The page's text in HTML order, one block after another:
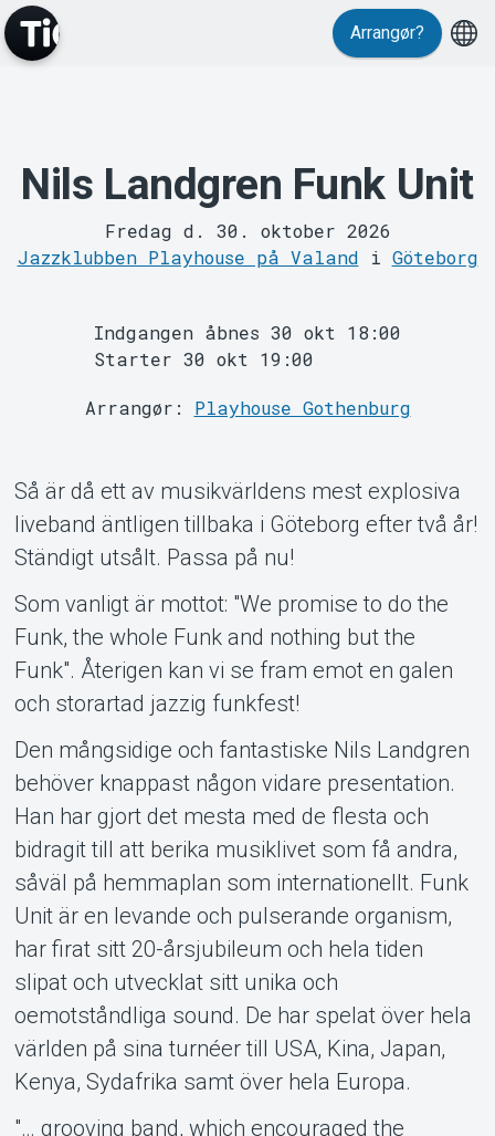
MyTickster
Support
Om Tickster
Arrangør?
Nils Landgren Funk Unit
Fredag d. 30. oktober 2026
Jazzklubben Playhouse på Valand i Göteborg
Indgangen åbnes 30 okt 18:00
Starter 30 okt 19:00
Arrangør: Playhouse Gothenburg
Så är då ett av musikvärldens mest explosiva
liveband äntligen tillbaka i Göteborg efter två år!
Ständigt utsålt. Passa på nu!
Som vanligt är mottot: "We promise to do the
Funk, the whole Funk and nothing but the
Funk". Återigen kan vi se fram emot en galen
och storartad jazzig funkfest!
Den mångsidige och fantastiske Nils Landgren
behöver knappast någon vidare presentation.
Han har gjort det mesta med de flesta och
bidragit till att berika musiklivet som få andra,
såväl på hemmaplan som internationellt. Funk
Unit är en levande och pulserande organism,
har firat sitt 20-årsjubileum och hela tiden
slipat och utvecklat sitt unika och
oemotståndliga sound. De har spelat över hela
världen på sina turnéer till USA, Kina, Japan,
Kenya, Sydafrika samt över hela Europa.
"… grooving band, which encouraged the